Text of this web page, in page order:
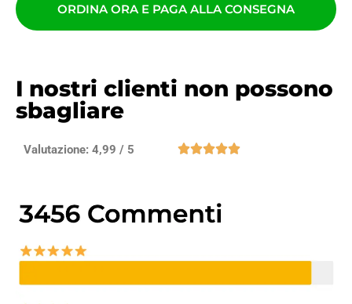
ORDINA ORA E PAGA ALLA CONSEGNA
I nostri clienti non possono
sbagliare
Valutazione: 4,99 / 5 